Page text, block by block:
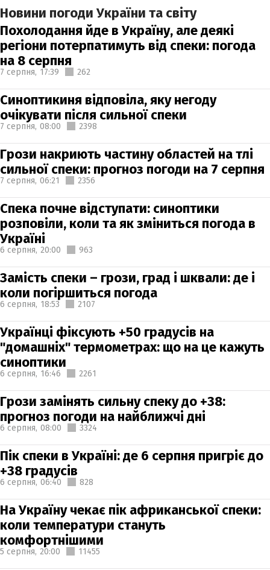
Новини погоди України та світу
Похолодання йде в Україну, але деякі
регіони потерпатимуть від спеки: погода
на 8 серпня
7 серпня, 17:39 262
Синоптикиня відповіла, яку негоду
очікувати після сильної спеки
7 серпня, 08:00 2398
Грози накриють частину областей на тлі
сильної спеки: прогноз погоди на 7 серпня
7 серпня, 06:21 2356
Спека почне відступати: синоптики
розповіли, коли та як зміниться погода в
Україні
6 серпня, 20:00 963
Замість спеки – грози, град і шквали: де і
коли погіршиться погода
6 серпня, 18:53 2107
Українці фіксують +50 градусів на
"домашніх" термометрах: що на це кажуть
синоптики
6 серпня, 16:46 2261
Грози замінять сильну спеку до +38:
прогноз погоди на найближчі дні
6 серпня, 08:00 3324
Пік спеки в Україні: де 6 серпня пригріє до
+38 градусів
6 серпня, 06:40 828
На Україну чекає пік африканської спеки:
коли температури стануть
комфортнішими
5 серпня, 20:00 11455